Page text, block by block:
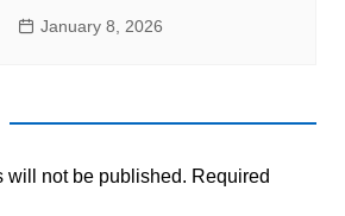
January 8, 2026
will not be published. Required